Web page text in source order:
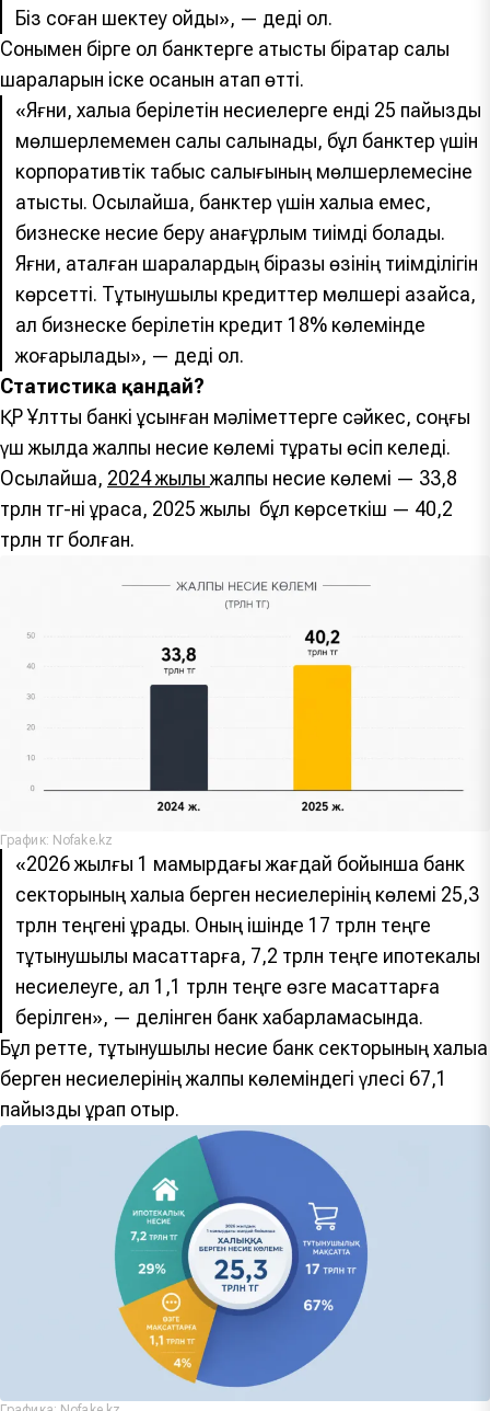
Біз соған шектеу қойдық», — деді ол.
Сонымен бірге ол банктерге қатысты бірқатар салық
шараларын іске қосқанын атап өтті.
«Яғни, халыққа берілетін несиелерге енді 25 пайыздық
мөлшерлемемен салық салынады, бұл банктер үшін
корпоративтік табыс салығының мөлшерлемесіне
қатысты. Осылайша, банктер үшін халыққа емес,
бизнеске несие беру анағұрлым тиімді болады.
Яғни, аталған шаралардың біразы өзінің тиімділігін
көрсетті. Тұтынушылық кредиттер мөлшері азайса,
ал бизнеске берілетін кредит 18% көлемінде
жоғарылады», — деді ол.
Статистика қандай?
ҚР Ұлттық банкі ұсынған мәліметтерге сәйкес, соңғы
үш жылда жалпы несие көлемі тұрақты өсіп келеді.
Осылайша, 2024 жылы жалпы несие көлемі — 33,8
трлн тг-ні құраса, 2025 жылы бұл көрсеткіш — 40,2
трлн тг болған.
График: Nofake.kz
«2026 жылғы 1 мамырдағы жағдай бойынша банк
секторының халыққа берген несиелерінің көлемі 25,3
трлн теңгені құрады. Оның ішінде 17 трлн теңге
тұтынушылық мақсаттарға, 7,2 трлн теңге ипотекалық
несиелеуге, ал 1,1 трлн теңге өзге мақсаттарға
берілген», — делінген банк хабарламасында.
Бұл ретте, тұтынушылық несие банк секторының халыққа
берген несиелерінің жалпы көлеміндегі үлесі 67,1
пайызды құрап отыр.